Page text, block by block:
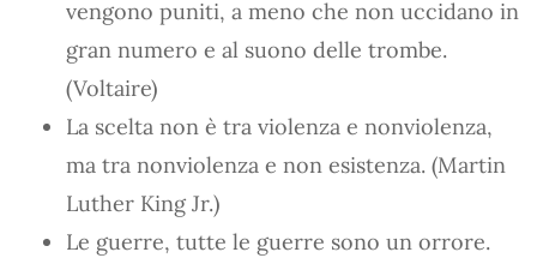
vengono puniti, a meno che non uccidano in
gran numero e al suono delle trombe.
(Voltaire)
La scelta non è tra violenza e nonviolenza,
ma tra nonviolenza e non esistenza. (Martin
Luther King Jr.)
Le guerre, tutte le guerre sono un orrore.